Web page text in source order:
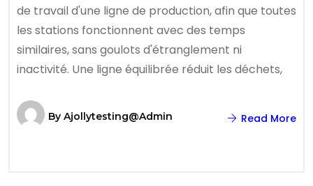
de travail d'une ligne de production, afin que toutes
les stations fonctionnent avec des temps
similaires, sans goulots d'étranglement ni
inactivité. Une ligne équilibrée réduit les déchets,
By Ajollytesting@admin Read More